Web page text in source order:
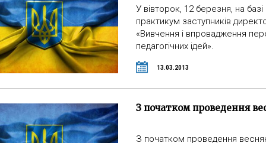
У вівторок, 12 березня, на базі
практикум заступників
«Вивчення і впровадження
педагогічних ідей».
13.03.2013
З початком проведення
З початком проведення